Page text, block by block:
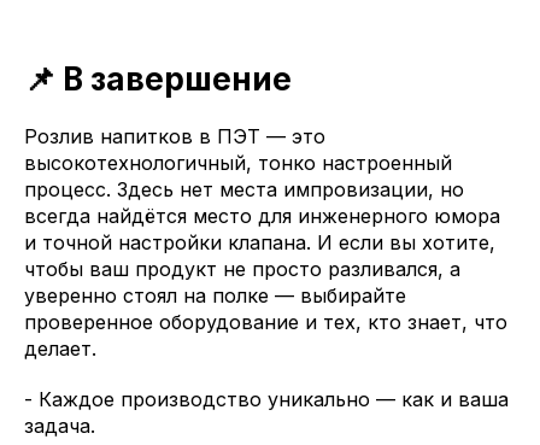
📌 В завершение
Розлив напитков в ПЭТ — это
высокотехнологичный, тонко настроенный
процесс. Здесь нет места импровизации, но
всегда найдётся место для инженерного юмора
и точной настройки клапана. И если вы хотите,
чтобы ваш продукт не просто разливался, а
уверенно стоял на полке — выбирайте
проверенное оборудование и тех, кто знает, что
делает.
- Каждое производство уникально — как и ваша
задача.